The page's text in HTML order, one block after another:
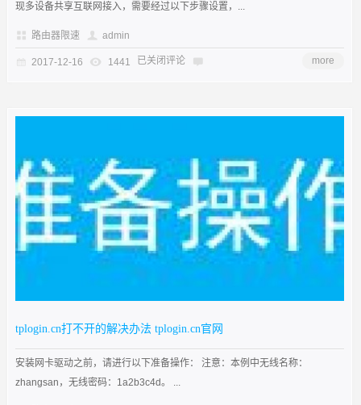
现多设备共享互联网接入，需要经过以下步骤设置，...
路由器限速 admin
2017-12-16 1441 已关闭评论 more
tplogin.cn打不开的解决办法 tplogin.cn官网
安装网卡驱动之前，请进行以下准备操作： 注意：本例中无线名称：
zhangsan，无线密码：1a2b3c4d。 ...